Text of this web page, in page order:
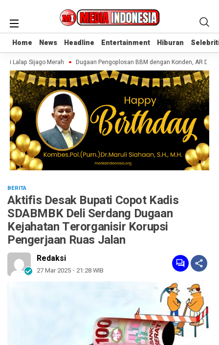
Home News Headline Entertainment Hiburan
Home News Headline Entertainment Hiburan
Lalap Sijago Merah Dugaan Pengoplosan BBM dengan Konden, AR
BERITA
Aktifis Desak Bupati Copot Kadis
SDABMBK Deli Serdang Dugaan
Kejahatan Terorganisir Korupsi
Pengerjaan Ruas Jalan
Redaksi
27 Mar 2025 - 21:28 WIB